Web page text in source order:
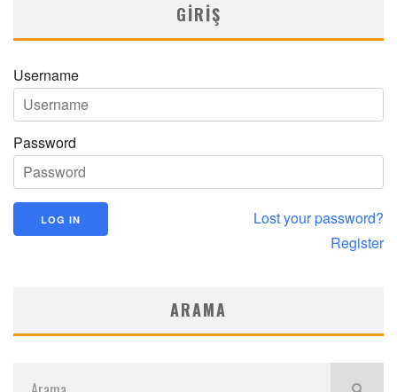
GIRIŞ
Username
Password
Lost your password?
Register
ARAMA